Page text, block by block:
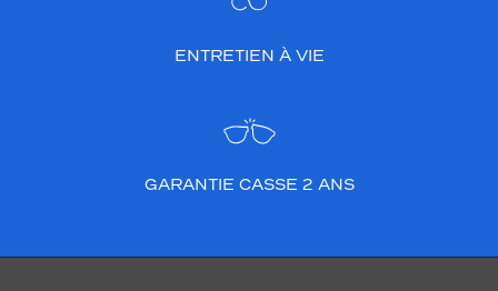
ENTRETIEN À VIE
GARANTIE CASSE 2 ANS